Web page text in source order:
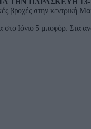
βροχές στην κεντρική
στο Ιόνιο 5 μποφόρ.